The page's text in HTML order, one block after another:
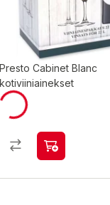
Presto Cabinet Blanc
kotiviiniainekset